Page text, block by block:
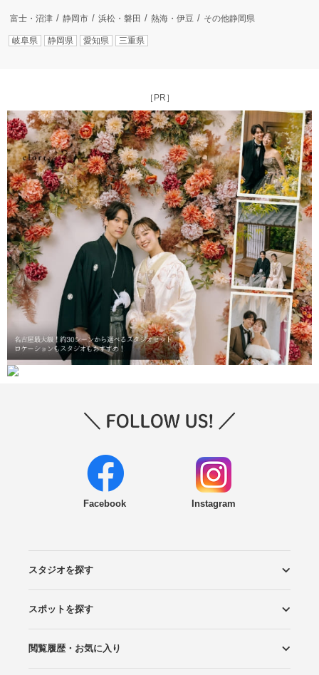
富士・沼津 静岡市 浜松・磐田 熱海・伊豆 その他静岡県
岐阜県 静岡県 愛知県 三重県
［PR］
Facebook Instagram
スタジオを探す
エリアから探す
こだわりから探す
NEW PHOTO STYLE
プランから探す
フォトタイプ診断
フォトグラファーから探す
国内リゾートから探す
スポットを探す
ロケーションから探す
スタジオから探す
閲覧履歴・お気に入り